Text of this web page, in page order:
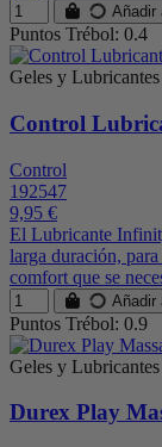
Añadir
Puntos Trébol: 0.4
Geles y Lubricantes
Control
Control
192547
9,95 €
El Lubricante
larga duración,
comfort que se
Añadir
Puntos Trébol: 0.9
Geles y Lubricantes
Durex Play